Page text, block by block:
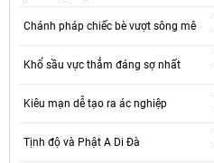
Chánh pháp chiếc bè vượt sông mê
Khổ sầu vực thẳm đáng sợ nhất
Kiêu mạn dễ tạo ra ác nghiệp
Tịnh độ và Phật A Di Đà